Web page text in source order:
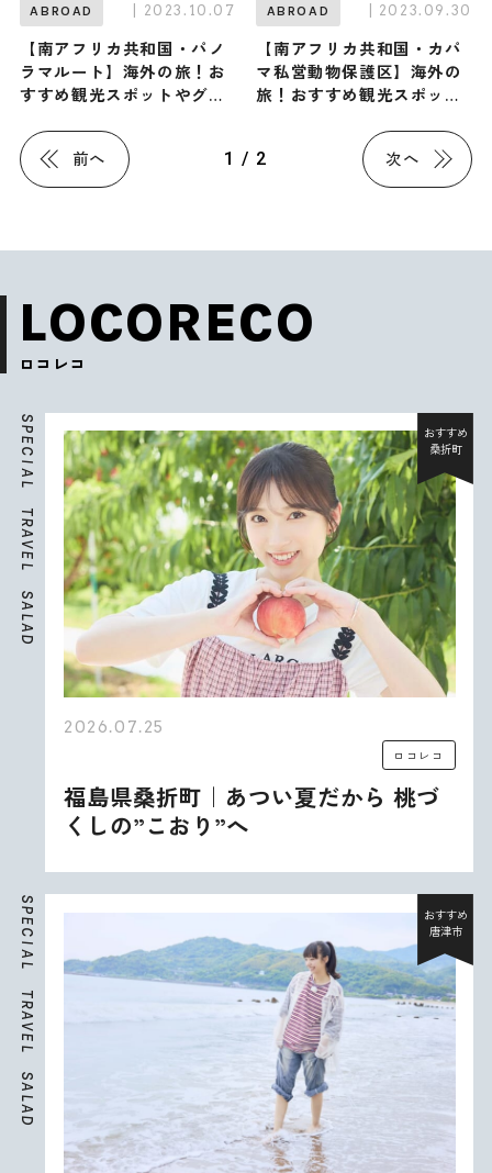
ABROAD | 2023.10.07
【南アフリカ共和国・パノ
ラマルート】海外の旅！お
すすめ観光スポットやグル
ABROAD | 2023.09.30
【南アフリカ共和国・カパ
マ私営動物保護区】海外の
旅！おすすめ観光スポット
前へ 1 / 2 次へ
LOCORECO
ロコレコ
S
P
E
C
I
A
L
T
R
A
V
E
L
S
A
L
A
D
おすすめ
桑折町
2026.07.25
ロコレコ
福島県桑折町｜あつい夏だから 桃づ
くしの”こおり”へ
S
P
E
C
I
A
L
T
R
A
V
E
L
S
A
L
A
D
おすすめ
唐津市